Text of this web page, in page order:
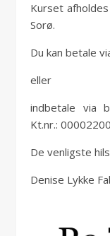
Kurset
Sorø.
Du kan betale
eller
indbetale via
Kt.nr.:
De venligste
Denise Lykke